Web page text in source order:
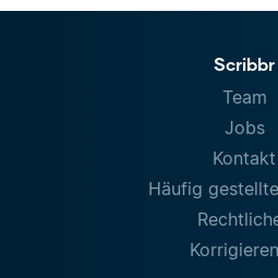
Scribbr
Team
Jobs
Kontakt
Häufig